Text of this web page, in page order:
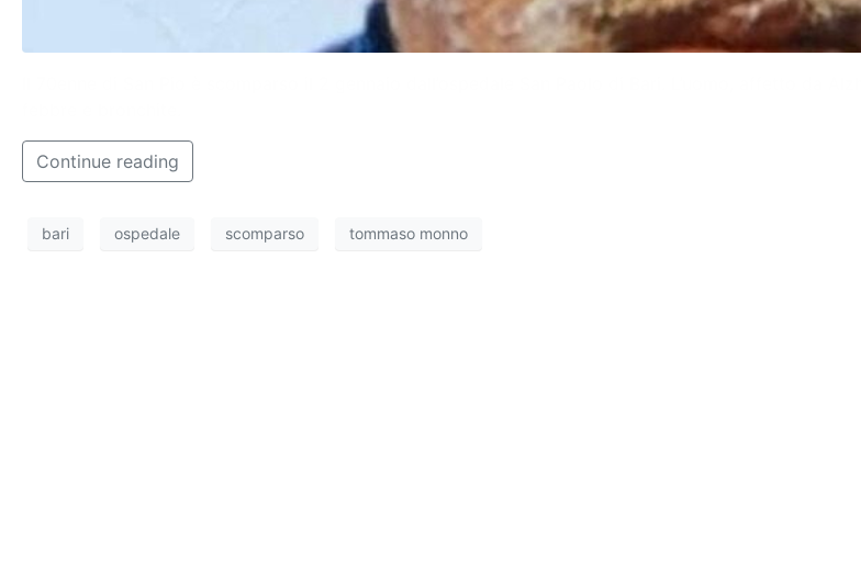
Continue reading
bari ospedale scomparso tommaso monno